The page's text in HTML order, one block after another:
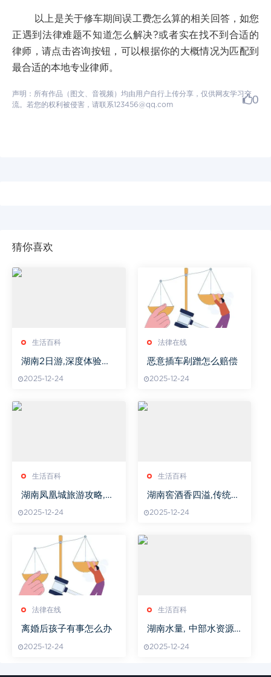
以上是关于修车期间误工费怎么算的相关回答，如您
正遇到法律难题不知道怎么解决?或者实在找不到合适的
律师，请点击咨询按钮，可以根据你的大概情况为匹配到
最合适的本地专业律师。
声明：所有作品（图文、音视频）均由用户自行上传分享，仅供网友学习交
流。若您的权利被侵害，请联系123456@qq.com
0
猜你喜欢
生活百科
湖南2日游,深度体验湖
2025-12-24
法律在线
恶意插车剐蹭怎么赔偿
2025-12-24
生活百科
湖南凤凰城旅游攻略,深
景点推荐
2025-12-24
生活百科
湖南窖酒香四溢,传统酿
2025-12-24
法律在线
离婚后孩子有事怎么办
2025-12-24
生活百科
湖南水量, 中部水资源
源分布解析
2025-12-24